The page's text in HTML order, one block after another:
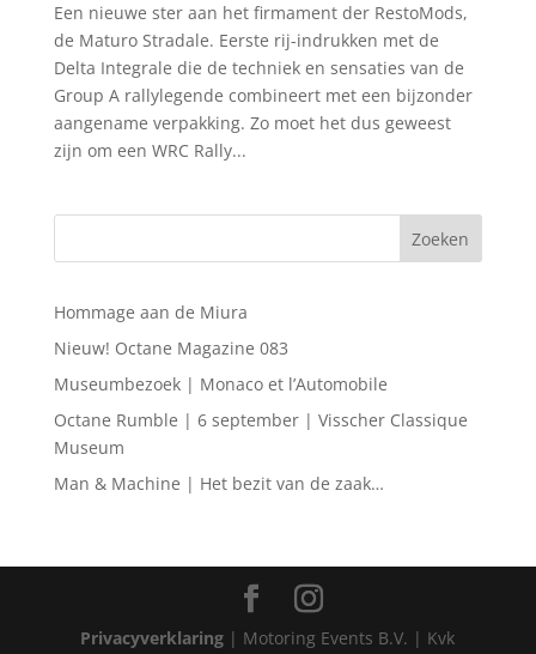
Een nieuwe ster aan het firmament der RestoMods,
de Maturo Stradale. Eerste rij-indrukken met de
Delta Integrale die de techniek en sensaties van de
Group A rallylegende combineert met een bijzonder
aangename verpakking. Zo moet het dus geweest
zijn om een WRC Rally...
Hommage aan de Miura
Nieuw! Octane Magazine 083
Museumbezoek | Monaco et l’Automobile
Octane Rumble | 6 september | Visscher Classique
Museum
Man & Machine | Het bezit van de zaak…
Privacyverklaring | Motoring Events B.V. | Kvk